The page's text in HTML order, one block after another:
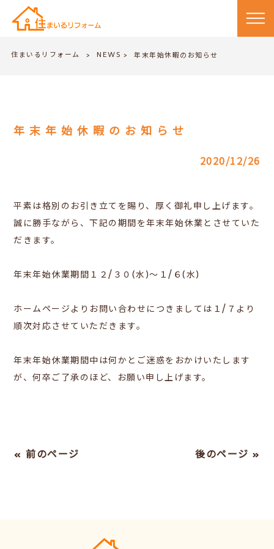
住まいるリフォーム > NEWS > 年末年始休暇のお知らせ
年末年始休暇のお知らせ
2020/12/26
平素は格別のお引き立てを賜り、厚く御礼申し上げます。
誠に勝手ながら、下記の期間を年末年始休業とさせていた
だきます。
年末年始休業期間１２/３０(水)～１/６(水)
ホームページよりお問い合わせにつきましては１/７より
順次対応させていただきます。
年末年始休業期間中は何かとご迷惑をおかけいたします
が、何卒ご了承のほど、お願い申し上げます。
« 前のページ 後のページ »